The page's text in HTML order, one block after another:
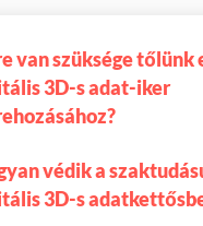
van szüksége tőlünk
3D-s adat-iker
védik a
3D-s